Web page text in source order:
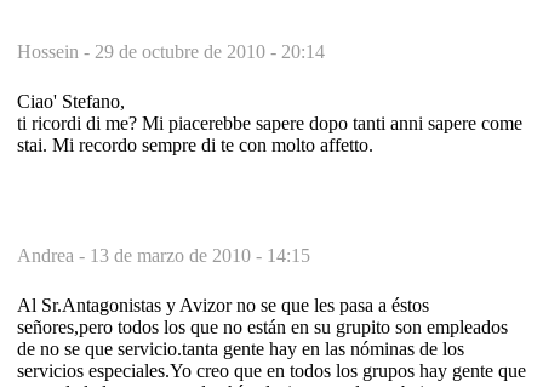
Hossein - 29 de octubre de 2010 - 20:14
Ciao' Stefano,
ti ricordi di me? Mi piacerebbe sapere dopo tanti anni sapere come
stai. Mi recordo sempre di te con molto affetto.
Andrea - 13 de marzo de 2010 - 14:15
Al Sr.Antagonistas y Avizor no se que les pasa a éstos
señores,pero todos los que no están en su grupito son empleados
de no se que servicio.tanta gente hay en las nóminas de los
servicios especiales.Yo creo que en todos los grupos hay gente que